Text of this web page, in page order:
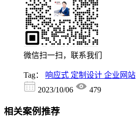
微信扫一扫，联系我们
Tag： 响应式 定制设计 企业网站
2023/10/06
479
相关案例推荐